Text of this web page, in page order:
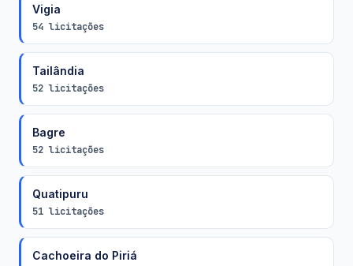
Vigia
54 licitações
Tailândia
52 licitações
Bagre
52 licitações
Quatipuru
51 licitações
Cachoeira do Piriá